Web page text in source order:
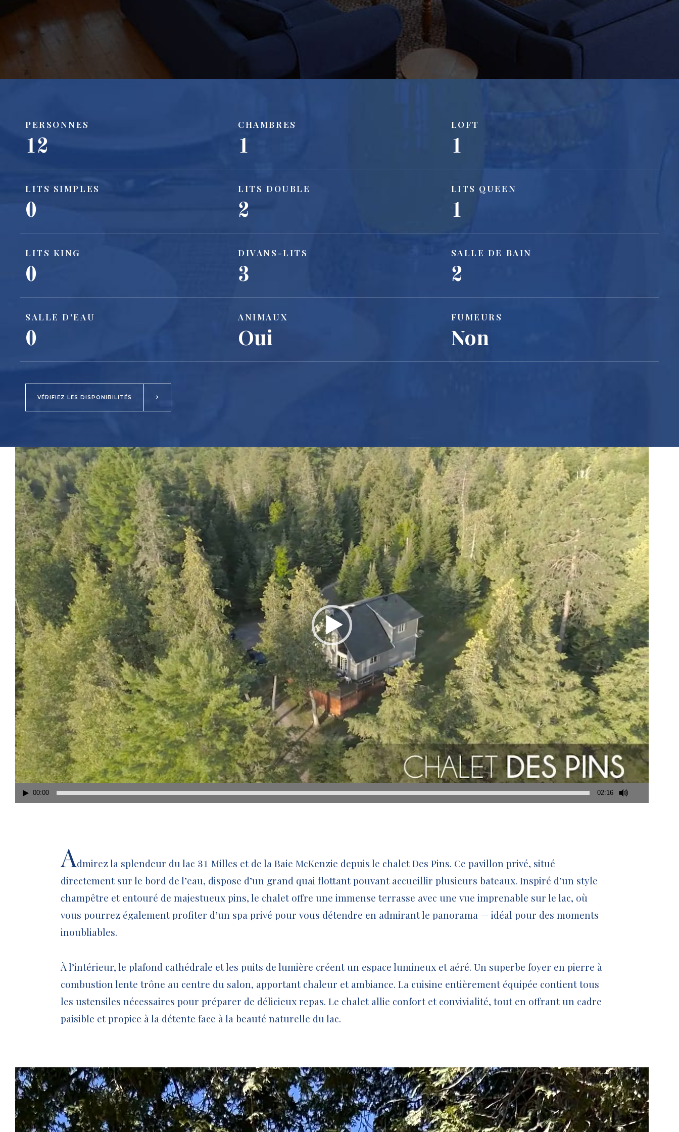
PERSONNES
12
CHAMBRES
1
LOFT
1
LITS SIMPLES
0
LITS DOUBLE
2
LITS QUEEN
1
LITS KING
0
DIVANS-LITS
3
SALLE DE BAIN
2
SALLE D'EAU
0
ANIMAUX
Oui
FUMEURS
Non
VÉRIFIEZ LES DISPONIBILITÉS
00:00 02:16
Admirez la splendeur du lac 31 Milles et de la Baie McKenzie depuis le chalet Des Pins. Ce pavillon privé, situé
directement sur le bord de l’eau, dispose d’un grand quai flottant pouvant accueillir plusieurs bateaux. Inspiré d’un style
champêtre et entouré de majestueux pins, le chalet offre une immense terrasse avec une vue imprenable sur le lac, où
vous pourrez également profiter d’un spa privé pour vous détendre en admirant le panorama — idéal pour des moments
inoubliables.
À l’intérieur, le plafond cathédrale et les puits de lumière créent un espace lumineux et aéré. Un superbe foyer en pierre à
combustion lente trône au centre du salon, apportant chaleur et ambiance. La cuisine entièrement équipée contient tous
les ustensiles nécessaires pour préparer de délicieux repas. Le chalet allie confort et convivialité, tout en offrant un cadre
paisible et propice à la détente face à la beauté naturelle du lac.